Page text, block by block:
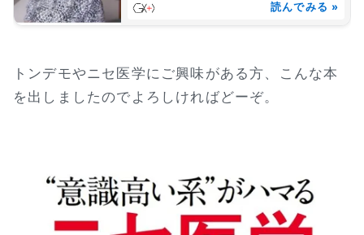
読んでみる »
トンデモやニセ医学にご興味がある方、こんな本
を出しましたのでよろしければどーぞ。